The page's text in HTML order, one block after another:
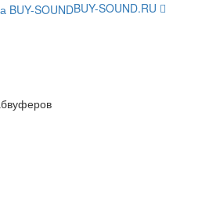
BUY-SOUND.RU